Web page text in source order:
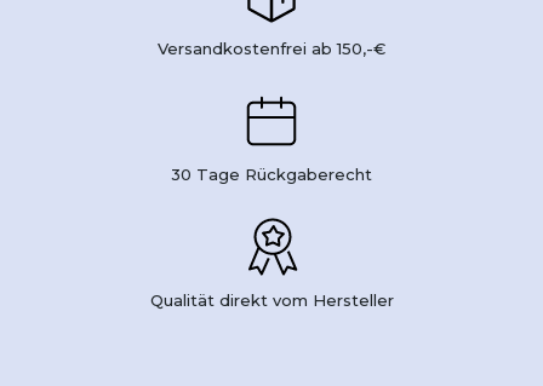
Versandkostenfrei ab 150,-€
30 Tage Rückgaberecht
Qualität direkt vom Hersteller